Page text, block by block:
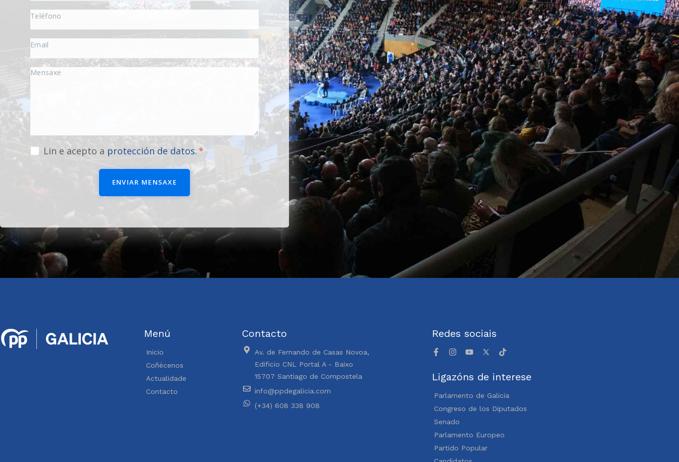
Lin e acepto a protección de datos.
ENVIAR MENSAXE
Menú
Inicio
Coñécenos
Actualidade
Contacto
Contacto
Av. de Fernando de Casas Novoa,
Edificio CNL Portal A - Baixo
15707 Santiago de Compostela
info@ppdegalicia.com
(+34) 608 338 908
Redes sociais
Ligazóns de interese
Parlamento de Galicia
Congreso de los Diputados
Senado
Parlamento Europeo
Partido Popular